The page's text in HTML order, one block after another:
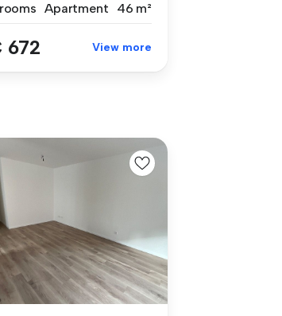
Apartment 46 m²
672 View more